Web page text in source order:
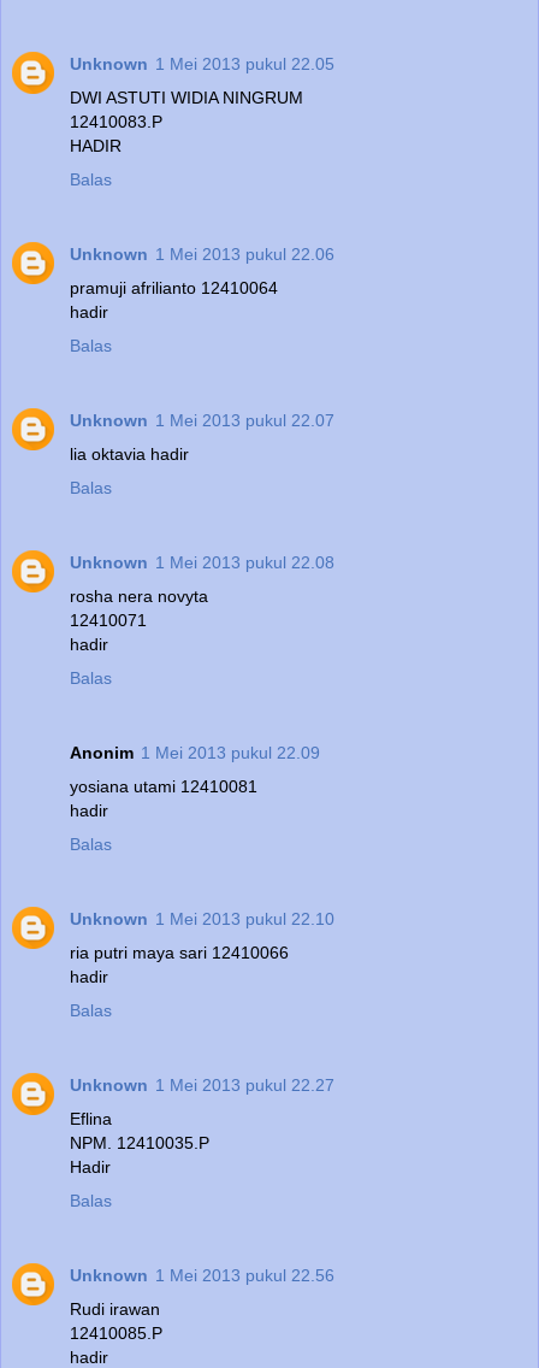
Unknown 1 Mei 2013 pukul 22.05
DWI ASTUTI WIDIA NINGRUM
12410083.P
HADIR
Balas
Unknown 1 Mei 2013 pukul 22.06
pramuji afrilianto 12410064
hadir
Balas
Unknown 1 Mei 2013 pukul 22.07
lia oktavia hadir
Balas
Unknown 1 Mei 2013 pukul 22.08
rosha nera novyta
12410071
hadir
Balas
Anonim 1 Mei 2013 pukul 22.09
yosiana utami 12410081
hadir
Balas
Unknown 1 Mei 2013 pukul 22.10
ria putri maya sari 12410066
hadir
Balas
Unknown 1 Mei 2013 pukul 22.27
Eflina
NPM. 12410035.P
Hadir
Balas
Unknown 1 Mei 2013 pukul 22.56
Rudi irawan
12410085.P
hadir